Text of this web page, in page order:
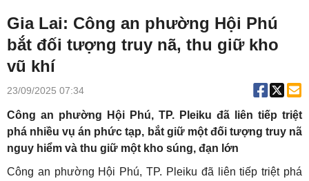
Gia Lai: Công an phường Hội Phú
bắt đối tượng truy nã, thu giữ kho
vũ khí
23/09/2025 07:34
Công an phường Hội Phú, TP. Pleiku đã liên tiếp triệt
phá nhiều vụ án phức tạp, bắt giữ một đối tượng truy nã
nguy hiểm và thu giữ một kho súng, đạn lớn
Công an phường Hội Phú, TP. Pleiku đã liên tiếp triệt phá